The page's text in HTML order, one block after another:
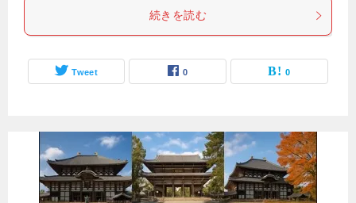
続きを読む
Tweet 0 0